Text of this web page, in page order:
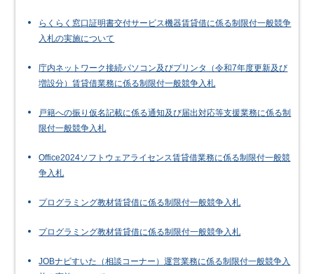
らくらく窓口証明書交付サービス機器賃貸借に係る制限付一般競争
入札の実施について
庁内ネットワーク接続パソコン及びプリンタ（令和7年度更新及び
増設分）賃貸借業務に係る制限付一般競争入札
戸籍への振り仮名記載に係る通知及び届出対応等支援業務に係る制
限付一般競争入札
Office2024ソフトウェアライセンス賃貸借業務に係る制限付一般競
争入札
プログラミング教材賃貸借に係る制限付一般競争入札
プログラミング教材賃貸借に係る制限付一般競争入札
JOBナビすいた（相談コーナー）運営業務に係る制限付一般競争入